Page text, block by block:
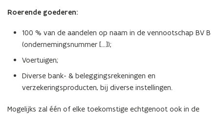
Roerende goederen:
100 % van de aandelen op naam in de vennootschap BV B
(ondernemingsnummer […]);
Voertuigen;
Diverse bank- & beleggingsrekeningen en
verzekeringsproducten, bij diverse instellingen.
Mogelijks zal één of elke toekomstige echtgenoot ook in de